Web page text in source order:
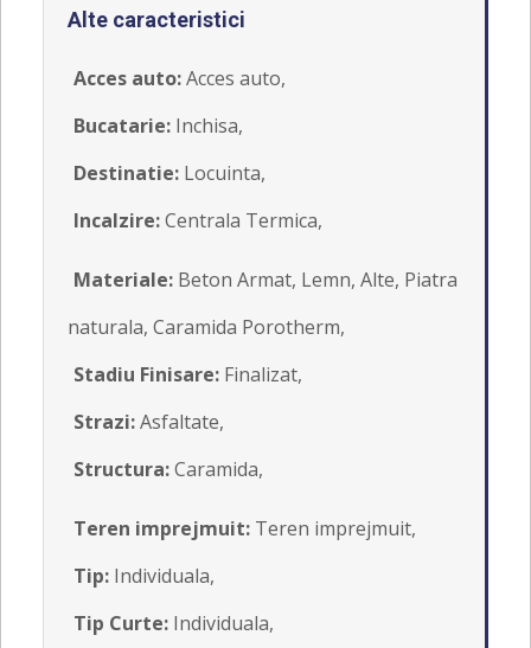
Alte caracteristici
Acces auto:Acces auto,
Bucatarie: Inchisa,
Destinatie: Locuinta,
Incalzire:Centrala Termica,
Materiale: Beton Armat, Lemn, Alte, Piatra
naturala, Caramida Porotherm,
Stadiu Finisare: Finalizat,
Strazi:Asfaltate,
Structura:Caramida,
Teren imprejmuit: Teren imprejmuit,
Tip: Individuala,
Tip Curte: Individuala,